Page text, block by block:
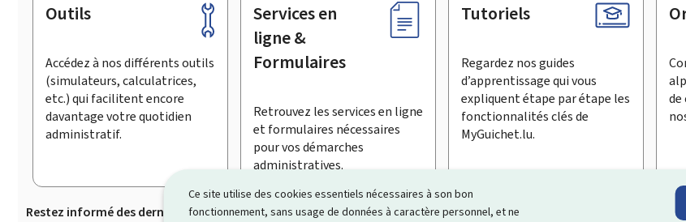
Ce site utilise des cookies essentiels nécessaires à son bon
fonctionnement, sans usage de données à caractère personnel, et ne
Pied
page
Outils
Accédez à nos différents outils
(simulateurs, calculatrices,
etc.) qui facilitent encore
davantage votre quotidien
administratif.
Services en
ligne &
Formulaires
Retrouvez les services en ligne
et formulaires nécessaires
pour vos démarches
administratives.
Tutoriels
Regardez nos guides
d’apprentissage qui vous
expliquent étape par étape les
fonctionnalités clés de
MyGuichet.lu.
de
Restez informé des dernières actualités de Guichet.lu S’inscrire à la newsletter